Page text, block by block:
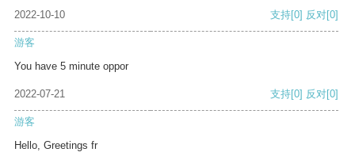
2022-10-10 支持[0] 反对[0]
游客
You have 5 minute oppor
2022-07-21 支持[0] 反对[0]
游客
Hello, Greetings fr